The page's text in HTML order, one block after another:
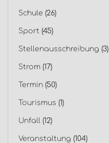
Schule (26)
Sport (45)
Stellenausschreibung (3)
Strom (17)
Termin (50)
Tourismus (1)
Unfall (12)
Veranstaltung (104)